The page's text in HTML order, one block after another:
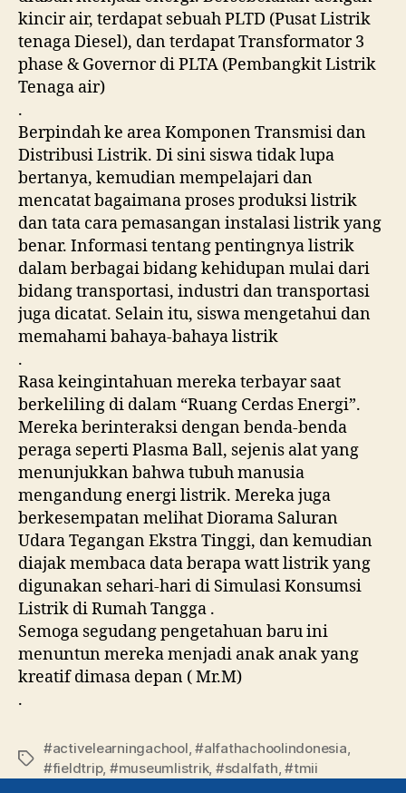
kincir air, terdapat sebuah PLTD (Pusat Listrik
tenaga Diesel), dan terdapat Transformator 3
phase & Governor di PLTA (Pembangkit Listrik
Tenaga air)
.
Berpindah ke area Komponen Transmisi dan
Distribusi Listrik. Di sini siswa tidak lupa
bertanya, kemudian mempelajari dan
mencatat bagaimana proses produksi listrik
dan tata cara pemasangan instalasi listrik yang
benar. Informasi tentang pentingnya listrik
dalam berbagai bidang kehidupan mulai dari
bidang transportasi, industri dan transportasi
juga dicatat. Selain itu, siswa mengetahui dan
memahami bahaya-bahaya listrik
.
Rasa keingintahuan mereka terbayar saat
berkeliling di dalam “Ruang Cerdas Energi”.
Mereka berinteraksi dengan benda-benda
peraga seperti Plasma Ball, sejenis alat yang
menunjukkan bahwa tubuh manusia
mengandung energi listrik. Mereka juga
berkesempatan melihat Diorama Saluran
Udara Tegangan Ekstra Tinggi, dan kemudian
diajak membaca data berapa watt listrik yang
digunakan sehari-hari di Simulasi Konsumsi
Listrik di Rumah Tangga .
Semoga segudang pengetahuan baru ini
menuntun mereka menjadi anak anak yang
kreatif dimasa depan ( Mr.M)
.
#activelearningachool,#alfathachoolindonesia,
#fieldtrip, #museumlistrik, #sdalfath,#tmii